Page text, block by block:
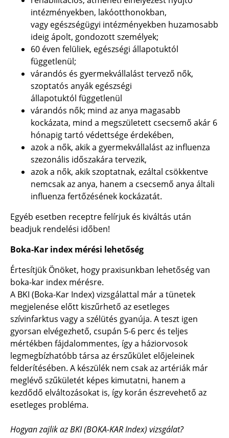
intézményekben, lakóotthonokban,
vagy egészségügyi intézményekben huzamosabb
ideig ápolt, gondozott személyek;
60 éven felüliek, egészségi állapotuktól
függetlenül;
várandós és gyermekvállalást tervező nők,
szoptatós anyák egészségi
állapotuktól függetlenül
várandós nők; mind az anya magasabb
kockázata, mind a megszületett csecsemő akár 6
hónapig tartó védettsége érdekében,
azok a nők, akik a gyermekvállalást az influenza
szezonális időszakára tervezik,
azok a nők, akik szoptatnak, ezáltal csökkentve
nemcsak az anya, hanem a csecsemő anya általi
influenza fertőzésének kockázatát.
Egyéb esetben receptre felírjuk és kiváltás után
beadjuk rendelési időben!
Boka-Kar index mérési lehetőség
Értesítjük Önöket, hogy praxisunkban lehetőség van
boka-kar index mérésre.
A BKI (Boka-Kar Index) vizsgálattal már a tünetek
megjelenése előtt kiszűrhető az esetleges
szívinfarktus vagy a szélütés gyanúja. A teszt igen
gyorsan elvégezhető, csupán 5-6 perc és teljes
mértékben fájdalommentes, így a háziorvosok
legmegbízhatóbb társa az érszűkület előjeleinek
felderítésében. A készülék nem csak az artériák már
meglévő szűkületét képes kimutatni, hanem a
kezdődő elváltozásokat is, így korán észrevehető az
esetleges probléma.
Hogyan zajlik az BKI (BOKA-KAR Index) vizsgálat?